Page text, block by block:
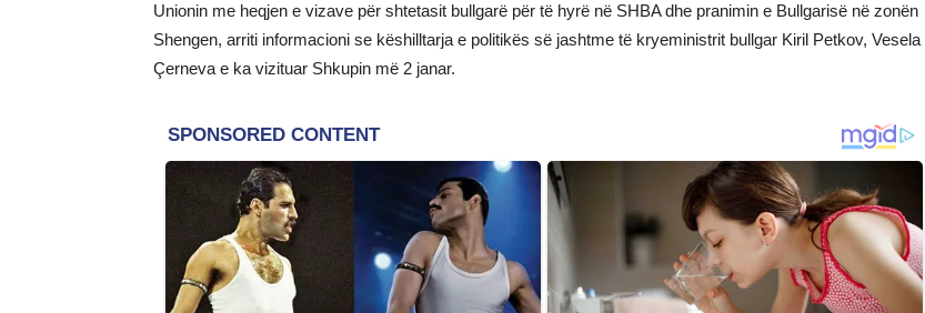
Unionin me heqjen e vizave për shtetasit bullgarë për të hyrë në SHBA dhe pranimin e Bullgarisë në zonën
Shengen, arriti informacioni se këshilltarja e politikës së jashtme të kryeministrit bullgar Kiril Petkov, Vesela
Çerneva e ka vizituar Shkupin më 2 janar.